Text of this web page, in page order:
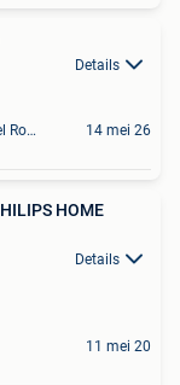
Details
St-Kwintens-Lennik + Deel Roosdaal 14 mei 26
Details
11 mei 20